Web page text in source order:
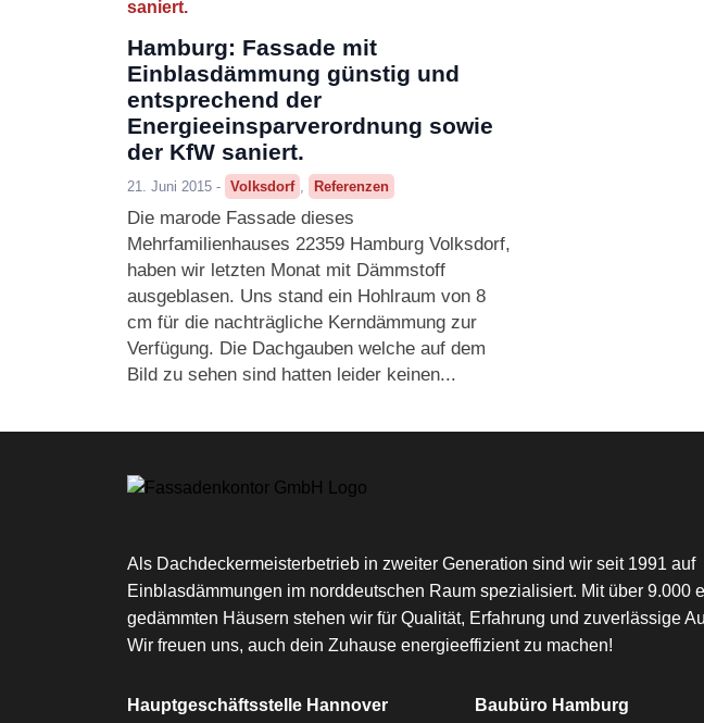
Hamburg: Fassade mit
Einblasdämmung günstig und
entsprechend der
Energieeinsparverordnung sowie
der KfW saniert.
21. Juni 2015 - Volksdorf , Referenzen
Die marode Fassade dieses
Mehrfamilienhauses 22359 Hamburg Volksdorf,
haben wir letzten Monat mit Dämmstoff
ausgeblasen. Uns stand ein Hohlraum von 8
cm für die nachträgliche Kerndämmung zur
Verfügung. Die Dachgauben welche auf dem
Bild zu sehen sind hatten leider keinen...
Als Dachdeckermeisterbetrieb in zweiter Generation sind wir seit 1991 auf
Einblasdämmungen im norddeutschen Raum spezialisiert. Mit über 9.000
gedämmten Häusern stehen wir für Qualität, Erfahrung und zuverlässige
Wir freuen uns, auch dein Zuhause energieeffizient zu machen!
Hauptgeschäftsstelle Hannover
Baubüro Hamburg